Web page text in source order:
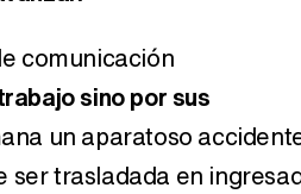
comunicación
sino por sus
un aparatoso
ser trasladada en